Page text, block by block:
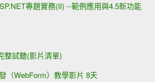
專題實務(II) --範例應用與4.5新功能
整試聽(影片清單)
（WebForm）教學影片 8天